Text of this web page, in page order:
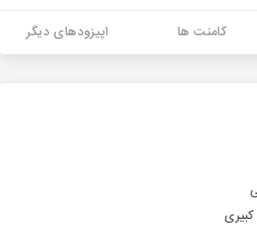
کامنت ها اپیزودهای دیگر